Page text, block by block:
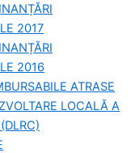
2017
2016
ATRASE
LOCALĂ A